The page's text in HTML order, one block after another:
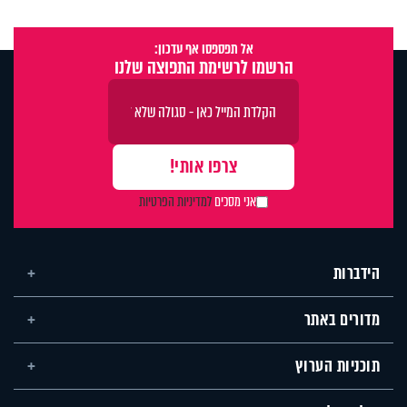
אל תפספסו אף עדכון:
הרשמו לרשימת התפוצה שלנו
אני מסכיםלמדיניות הפרטיות
הידברות
מדורים באתר
תוכניות הערוץ